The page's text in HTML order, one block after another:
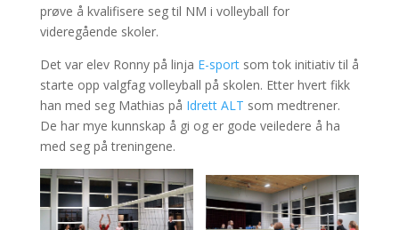
prøve å kvalifisere seg til NM i volleyball for
videregående skoler.
Det var elev Ronny på linja E-sport som tok initiativ til å
starte opp valgfag volleyball på skolen. Etter hvert fikk
han med seg Mathias på Idrett ALT som medtrener.
De har mye kunnskap å gi og er gode veiledere å ha
med seg på treningene.